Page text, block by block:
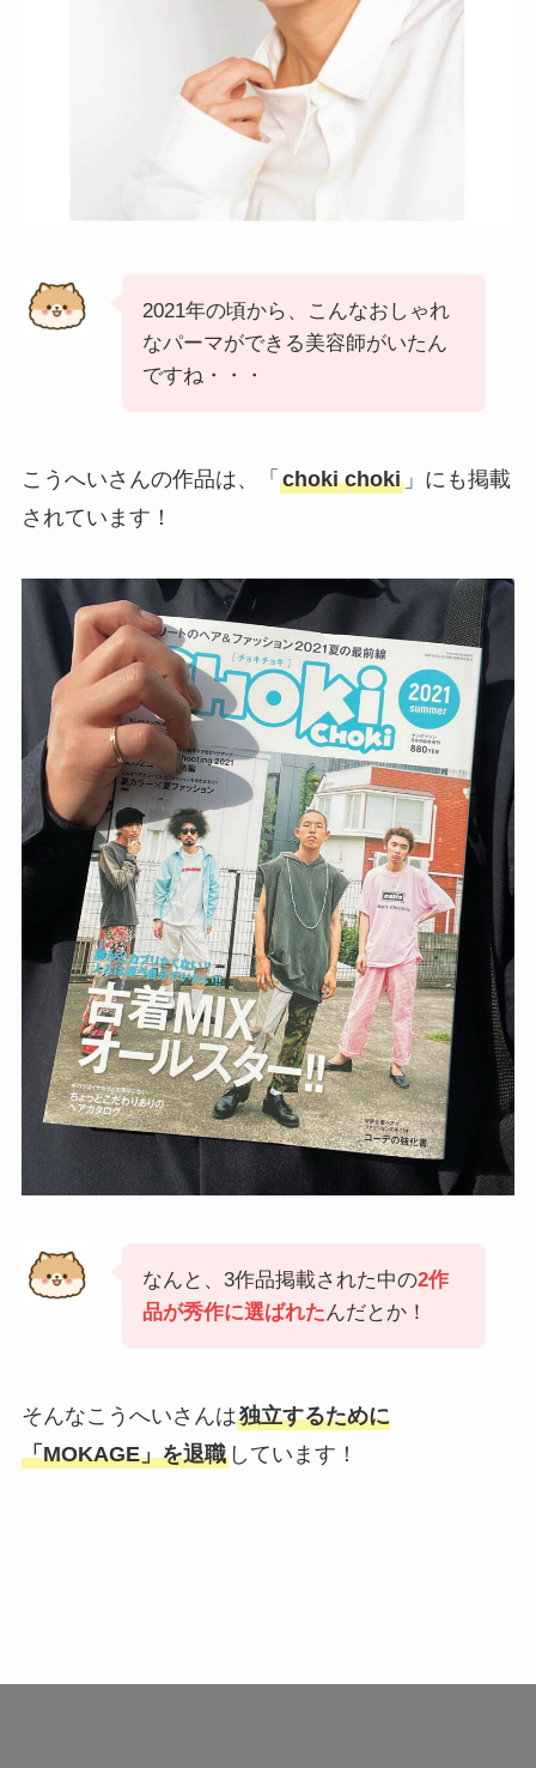
2021年の頃から、こんなおしゃれ
なパーマができる美容師がいたん
ですね・・・
こうへいさんの作品は、「 choki choki」にも掲載
されています！
なんと、3作品掲載された中の2作
品が秀作に選ばれたんだとか！
そんなこうへいさんは独立するために
「MOKAGE」を退職しています！